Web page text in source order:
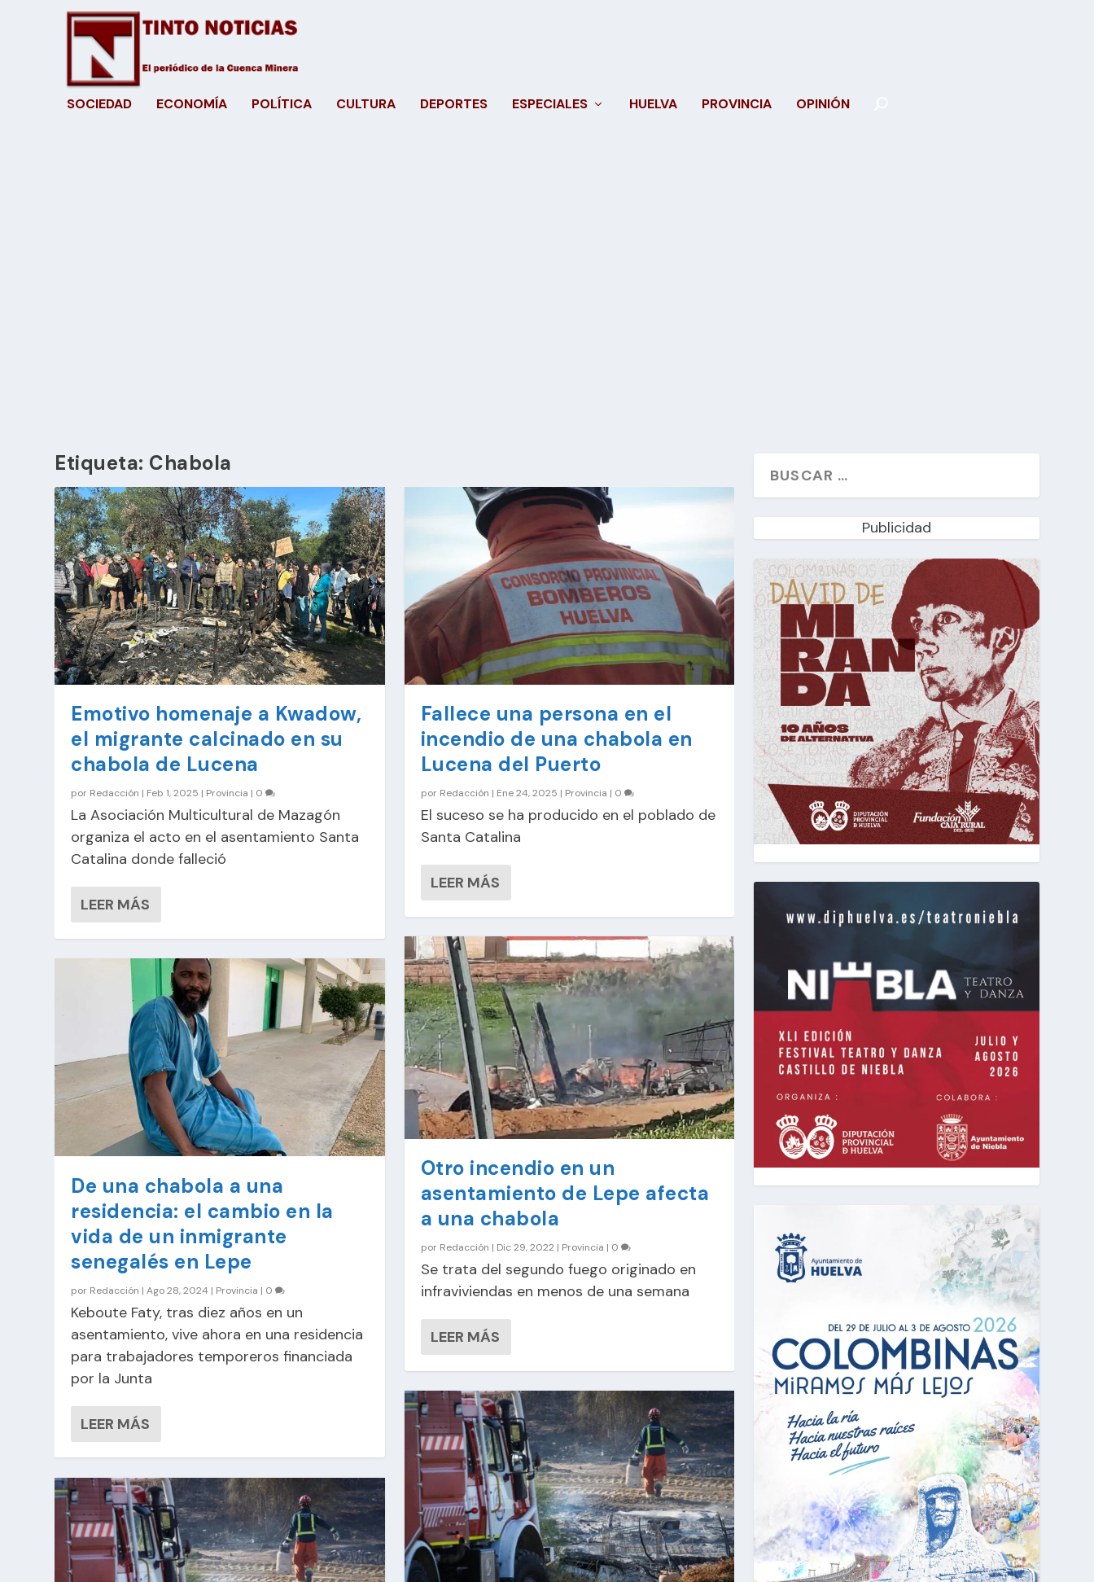
SOCIEDAD ECONOMÍA POLÍTICA CULTURA DEPORTES ESPECIALES HUELVA PROVINCIA OPINIÓN
Etiqueta: Chabola
Emotivo homenaje a Kwadow,
el migrante calcinado en su
chabola de Lucena
por Redacción | Feb 1, 2025 | Provincia | 0
La Asociación Multicultural de Mazagón
organiza el acto en el asentamiento Santa
Catalina donde falleció
LEER MÁS
De una chabola a una
residencia: el cambio en la
vida de un inmigrante
senegalés en Lepe
por Redacción |Ago 28, 2024 | Provincia | 0
Keboute Faty, tras diez años en un
asentamiento, vive ahora en una residencia
para trabajadores temporeros financiada
por la Junta
LEER MÁS
Fallece una persona en el
incendio de una chabola en
Lucena del Puerto
por Redacción | Ene 24, 2025 | Provincia | 0
El suceso se ha producido en el poblado de
Santa Catalina
LEER MÁS
Otro incendio en un
asentamiento de Lepe afecta
a una chabola
por Redacción | Dic 29, 2022 | Provincia | 0
Se trata del segundo fuego originado en
infraviviendas en menos de una semana
LEER MÁS
Publicidad